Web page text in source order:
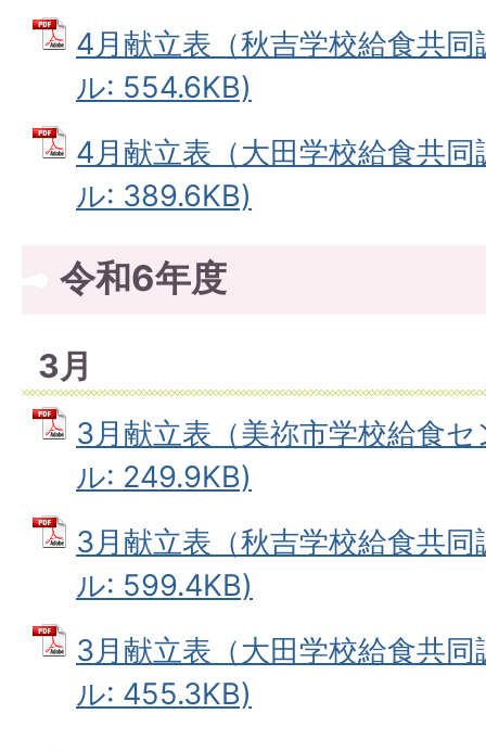
4月献立表（秋吉学校給食共
ル: 554.6KB)
4月献立表（大田学校給食共
ル: 389.6KB)
令和6年度
3月
3月献立表（美祢市学校給食
ル: 249.9KB)
3月献立表（秋吉学校給食共
ル: 599.4KB)
3月献立表（大田学校給食共
ル: 455.3KB)